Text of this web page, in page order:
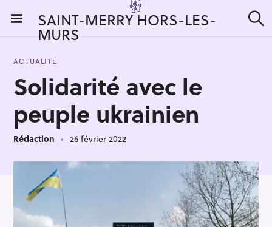
i
SAINT-MERRY HORS-LES-
MURS e
ACTUALITÉ
Solidarité avec le
peuple ukrainien
Rédaction 26 février 2022